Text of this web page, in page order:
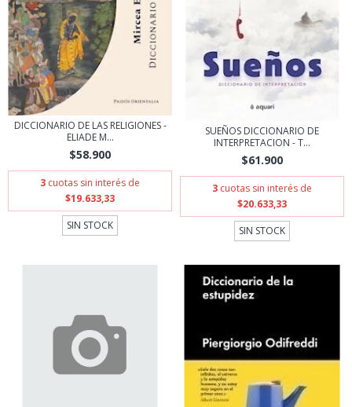
DICCIONARIO DE LAS RELIGIONES -
ELIADE M...
$58.900
3 cuotas sin interés de
$19.633,33
SIN STOCK
SUEÑOS DICCIONARIO DE
INTERPRETACION - T...
$61.900
3 cuotas sin interés de
$20.633,33
SIN STOCK